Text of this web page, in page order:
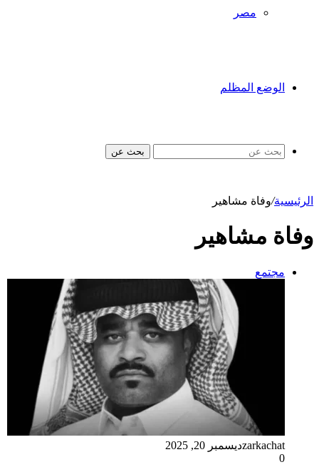
مصر
الوضع المظلم
بحث عن
الرئيسية/وفاة مشاهير
وفاة مشاهير
مجتمع
zarkachatديسمبر 20, 2025
0